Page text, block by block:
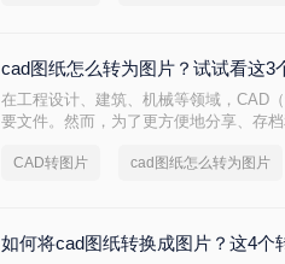
cad图纸怎么转为图片？试试看这3
在工程设计、建筑、机械等领域，CAD
要文件。然而，为了更方便地分享、存
用方法。
CAD转图片 cad图纸怎么转为图片
如何将cad图纸转换成图片？这4个